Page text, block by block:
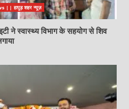
|| हापुड़ शहर न्यूज़
ने स्वास्थ्य विभाग के सहयोग से शिव